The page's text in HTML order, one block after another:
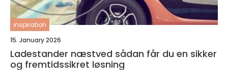
inspiration
15. January 2026
Ladestander næstved sådan får du en sikker
og fremtidssikret løsning